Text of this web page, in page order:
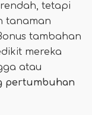
tetapi
tanaman
tambahan
mereka
atau
pertumbuhan